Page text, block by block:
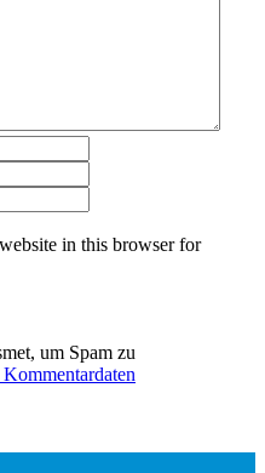
in this browser for
um Spam zu